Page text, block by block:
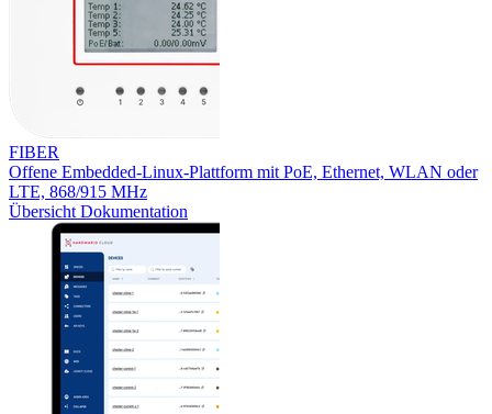
FIBER
Offene Embedded-Linux-Plattform mit PoE, Ethernet, WLAN oder
LTE, 868/915 MHz
Übersicht Dokumentation